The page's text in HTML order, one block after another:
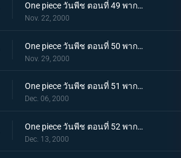
One piece วันพีช ตอนที่ 49 พากย์ไทย ซังไดคิเท็ตสึกับยูบาชิริ! ดาบใหม่ของโซโลและจ่าสาว
Nov. 22, 2000
One piece วันพีช ตอนที่ 50 พากย์ไทย อุซป ปะทะ แด๊ดดี้! การดวลกลางแสงตะวัน
Nov. 29, 2000
One piece วันพีช ตอนที่ 51 พากย์ไทย ศึกดวลเดือดกระทะเหล็ก! ซันจิ ปะทะ เชฟสาวสวย
Dec. 06, 2000
One piece วันพีช ตอนที่ 52 พากย์ไทย การล้างแค้นของบากี้! ชายผู้ยิ้มแย้มบนแท่นประหาร!
Dec. 13, 2000